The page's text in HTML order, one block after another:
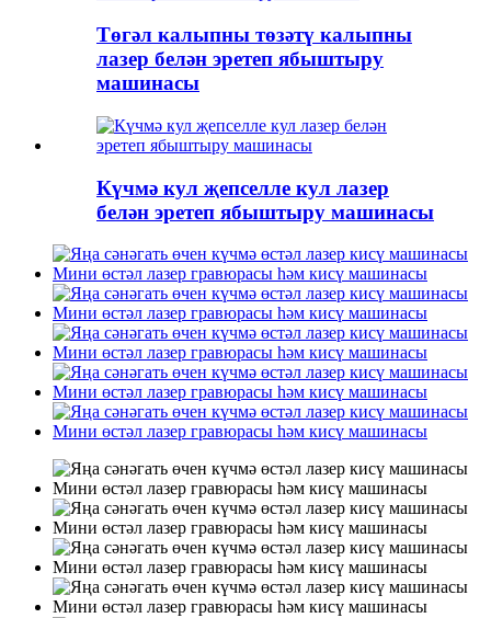
Төгәл калыпны төзәтү калыпны
лазер белән эретеп ябыштыру
машинасы
Күчмә кул җепселле кул лазер
белән эретеп ябыштыру машинасы